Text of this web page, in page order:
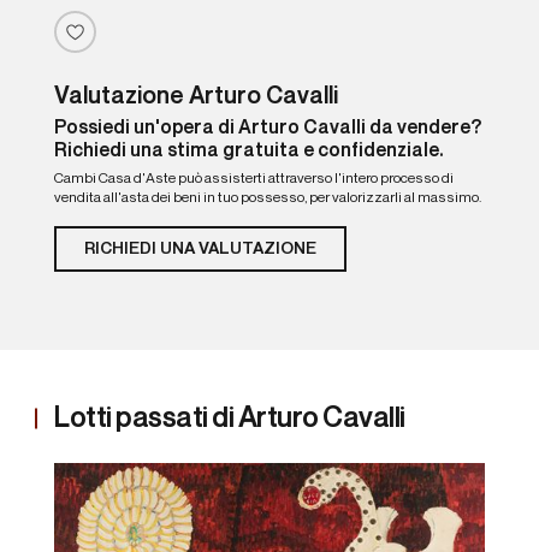
Valutazione Arturo Cavalli
Possiedi un'opera di Arturo Cavalli da vendere?
Richiedi una stima gratuita e confidenziale.
Cambi Casa d'Aste può assisterti attraverso l'intero processo di
vendita all'asta dei beni in tuo possesso, per valorizzarli al massimo.
RICHIEDI UNA VALUTAZIONE
Lotti passati di Arturo Cavalli